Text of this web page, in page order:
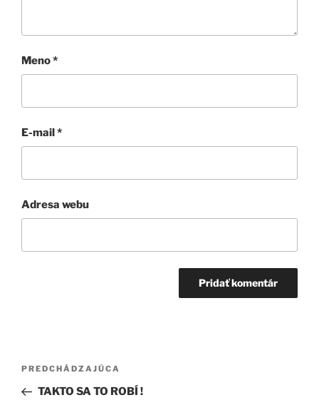
Meno*
E-mail*
Adresa webu
Navigácia
článku
Predchádzajúci
článok
PREDCHÁDZAJÚCA
TAKTO SA TO ROBÍ !